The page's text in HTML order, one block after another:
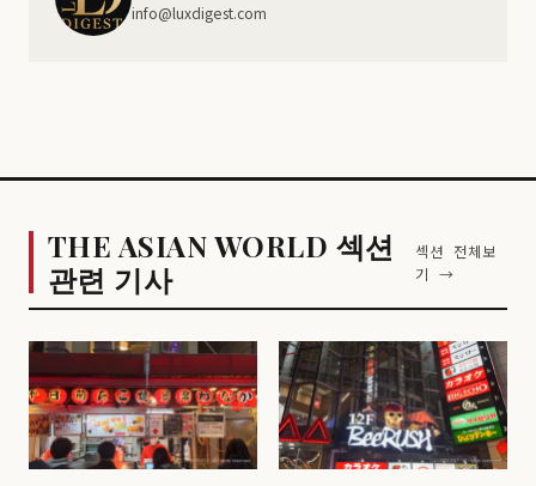
info@luxdigest.com
THE ASIAN WORLD 섹션
관련 기사
섹션 전체보
기 →